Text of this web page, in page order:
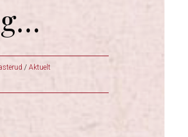
/ Aktuelt